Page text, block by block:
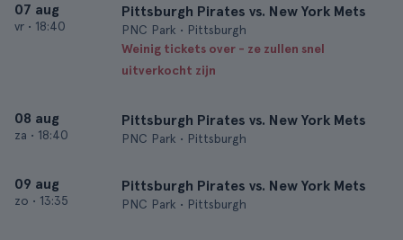
07 aug
vr • 18:40
Pittsburgh Pirates vs. New York Mets
PNC Park • Pittsburgh
Weinig tickets over - ze zullen snel
uitverkocht zijn
08 aug
za • 18:40
Pittsburgh Pirates vs. New York Mets
PNC Park • Pittsburgh
09 aug
zo • 13:35
Pittsburgh Pirates vs. New York Mets
PNC Park • Pittsburgh